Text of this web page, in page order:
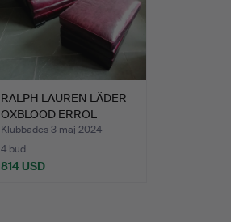
RALPH LAUREN LÄDER
OXBLOOD ERROL
TUFTAD FÅ…
Klubbades 3 maj 2024
4 bud
814 USD